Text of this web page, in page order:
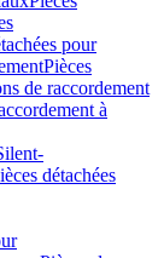
pour
Pièces
de raccordement
à
détachées